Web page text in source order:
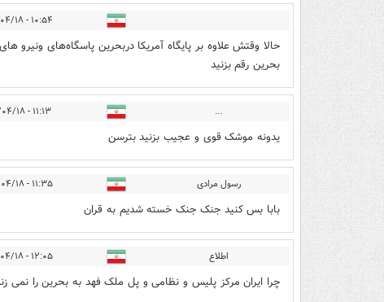
۱۰:۵۴ - ۱۴۰۵/۰۴/۱۸
حالا وقتش علاوه‌ بر پایگاه آمریکا دربحرین پاسگاه‌های ونیرو
بحرین رقم بزنید
... ۱۱:۱۳ - ۱۴۰۵/۰۴/۱۸
یدونه موشک قوی و عجیب بزنید بترسن
رسول مرادی ۱۱:۳۵ - ۱۴۰۵/۰۴/۱۸
بابا بس کنید جنک جنک خسته شدیم به قران
اطلاع ۱۲:۰۵ - ۱۴۰۵/۰۴/۱۸
چرا ایران مرکز پلیس و نظامی و پل ملک فهد به بحرین را نمی